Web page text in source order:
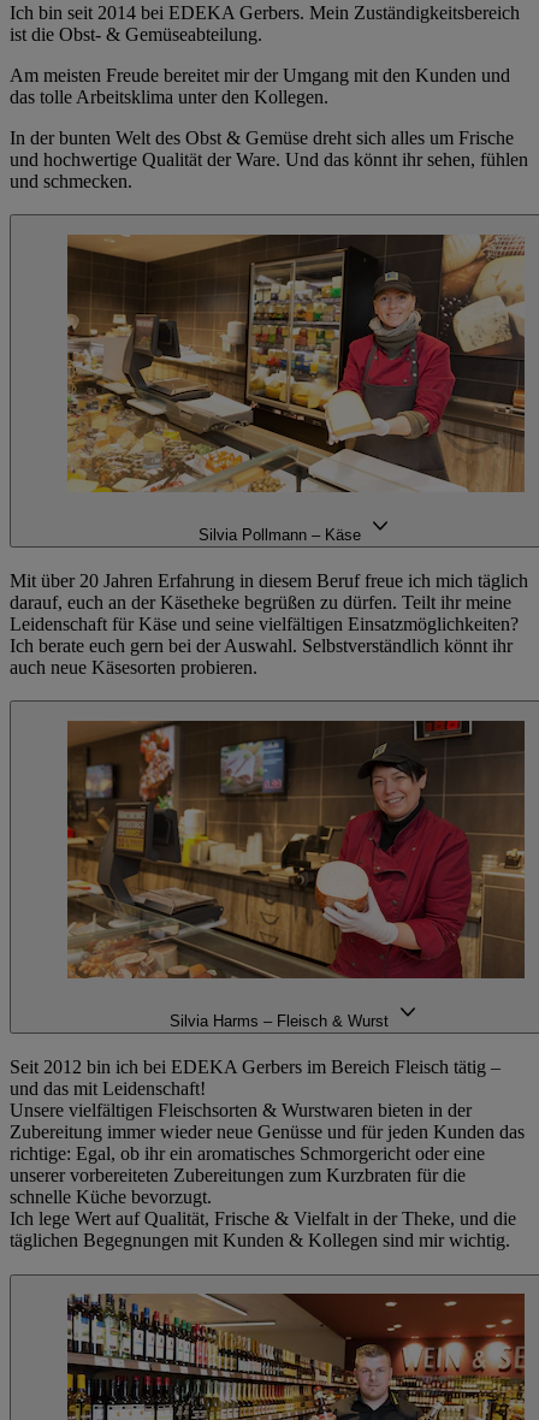
Ich bin seit 2014 bei EDEKA Gerbers. Mein Zuständigkeitsbereich
ist die Obst- & Gemüseabteilung.
Am meisten Freude bereitet mir der Umgang mit den Kunden und
das tolle Arbeitsklima unter den Kollegen.
In der bunten Welt des Obst & Gemüse dreht sich alles um Frische
und hochwertige Qualität der Ware. Und das könnt ihr sehen, fühlen
und schmecken.
Silvia Pollmann – Käse
Mit über 20 Jahren Erfahrung in diesem Beruf freue ich mich täglich
darauf, euch an der Käsetheke begrüßen zu dürfen. Teilt ihr meine
Leidenschaft für Käse und seine vielfältigen Einsatzmöglichkeiten?
Ich berate euch gern bei der Auswahl. Selbstverständlich könnt ihr
auch neue Käsesorten probieren.
Silvia Harms – Fleisch & Wurst
Seit 2012 bin ich bei EDEKA Gerbers im Bereich Fleisch tätig –
und das mit Leidenschaft!
Unsere vielfältigen Fleischsorten & Wurstwaren bieten in der
Zubereitung immer wieder neue Genüsse und für jeden Kunden das
richtige: Egal, ob ihr ein aromatisches Schmorgericht oder eine
unserer vorbereiteten Zubereitungen zum Kurzbraten für die
schnelle Küche bevorzugt.
Ich lege Wert auf Qualität, Frische & Vielfalt in der Theke, und die
täglichen Begegnungen mit Kunden & Kollegen sind mir wichtig.